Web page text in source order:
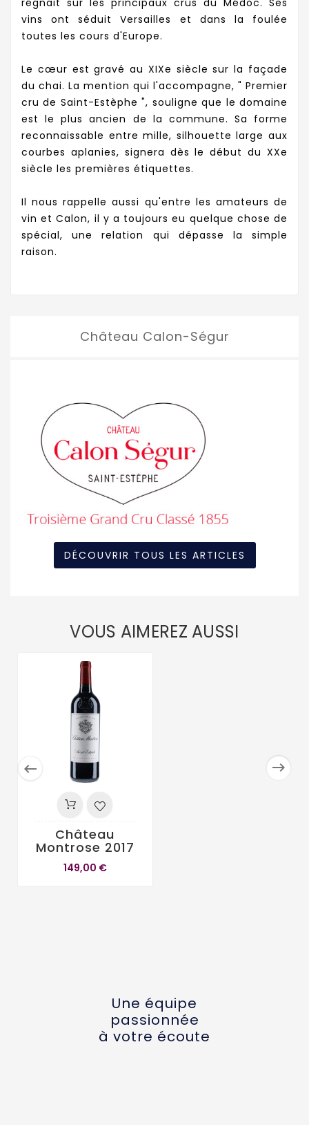
régnait sur les principaux crus du Médoc. Ses
vins ont séduit Versailles et dans la foulée
toutes les cours d'Europe.
Le cœur est gravé au XIXe siècle sur la façade
du chai. La mention qui l'accompagne, " Premier
cru de Saint-Estèphe ", souligne que le domaine
est le plus ancien de la commune. Sa forme
reconnaissable entre mille, silhouette large aux
courbes aplanies, signera dès le début du XXe
siècle les premières étiquettes.
Il nous rappelle aussi qu'entre les amateurs de
vin et Calon, il y a toujours eu quelque chose de
spécial, une relation qui dépasse la simple
raison.
Château Calon-Ségur
DÉCOUVRIR TOUS LES ARTICLES
VOUS AIMEREZ AUSSI
 
Château
Montrose 2017
149,00 €
Une équipe
passionnée
à votre écoute